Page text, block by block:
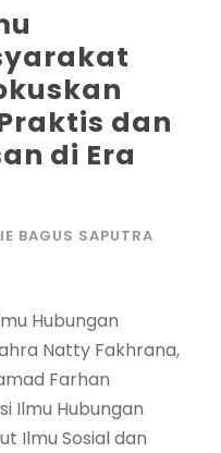
dan
di Era
BAGUS SAPUTRA
Hubungan
Natty Fakhrana,
Farhan
Ilmu Hubungan
Ilmu Sosial dan